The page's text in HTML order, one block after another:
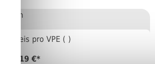
Preis pro VPE ( )
1,19 €*